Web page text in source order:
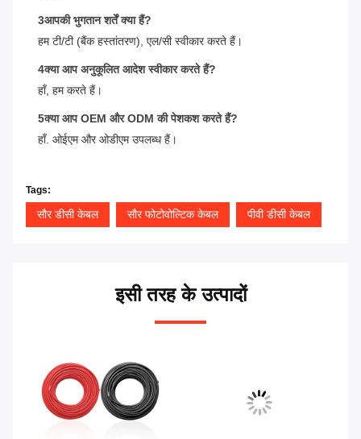
3आपकी भुगतान शर्तें क्या हैं?
हम टी/टी (बैंक हस्तांतरण), एल/सी स्वीकार करते हैं।
4क्या आप अनुकूलित आदेश स्वीकार करते हैं?
हाँ, हम करते हैं।
5क्या आप OEM और ODM की पेशकश करते हैं?
हाँ. ओईएम और ओडीएम उपलब्ध हैं।
Tags:
सौर डीसी केबल सौर फोटोवोल्टिक केबल पीवी डीसी केबल
इसी तरह के उत्पादों